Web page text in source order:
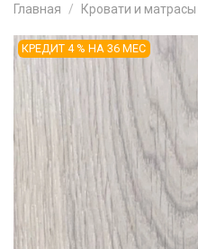
Главная Кровати и матрасы
КРЕДИТ 4 % НА 36 МЕС